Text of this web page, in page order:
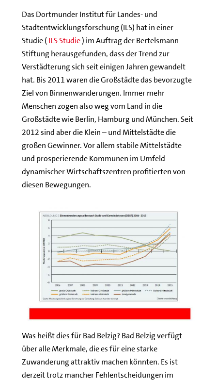
Das Dortmunder Institut für Landes- und
Stadtentwicklungsforschung (ILS) hat in einer
Studie (ILS Studie) im Auftrag der Bertelsmann
Stiftung herausgefunden, dass der Trend zur
Verstädterung sich seit einigen Jahren gewandelt
hat. Bis 2011 waren die Großstädte das bevorzugte
Ziel von Binnenwanderungen. Immer mehr
Menschen zogen also weg vom Land in die
Großstädte wie Berlin, Hamburg und München. Seit
2012 sind aber die Klein – und Mittelstädte die
großen Gewinner. Vor allem stabile Mittelstädte
und prosperierende Kommunen im Umfeld
dynamischer Wirtschaftszentren profitierten von
diesen Bewegungen.
Was heißt dies für Bad Belzig? Bad Belzig verfügt
über alle Merkmale, die es für eine starke
Zuwanderung attraktiv machen könnten. Es ist
derzeit trotz mancher Fehlentscheidungen im